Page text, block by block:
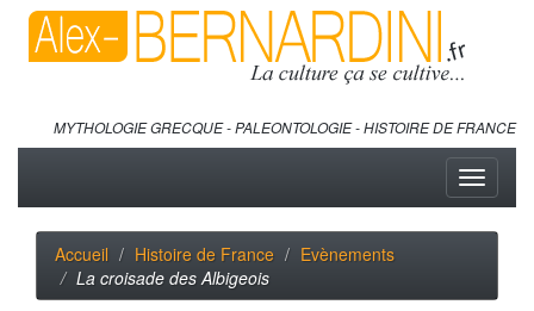
MYTHOLOGIE GRECQUE - PALEONTOLOGIE - HISTOIRE DE FRANCE
Toggle
Accueil Histoire de France
Evènements
La croisade des Albigeois